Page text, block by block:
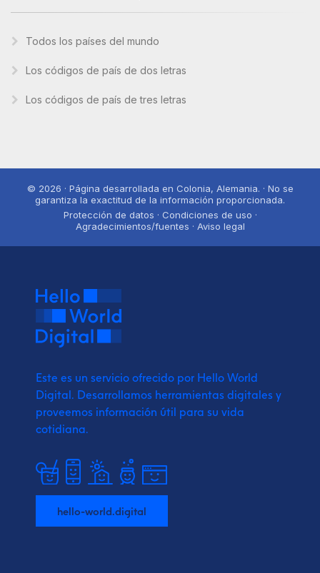
Todos los países del mundo
Los códigos de país de dos letras
Los códigos de país de tres letras
© 2026 · Página desarrollada en Colonia, Alemania. · No se
garantiza la exactitud de la información proporcionada.
Protección de datos · Condiciones de uso ·
Agradecimientos/fuentes · Aviso legal
Este es un servicio ofrecido por Hello World
Digital. Desarrollamos herramientas digitales y
proveemos información útil para su vida
cotidiana.
hello-world.digital